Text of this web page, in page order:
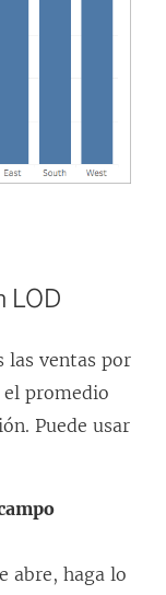
LOD
las ventas por
promedio
Puede usar
abre, haga lo